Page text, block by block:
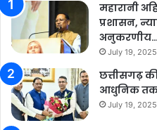
महारानी
प्रशासन,
अनुकरणीय…
July 19, 2025
छत्तीसगढ़
आधुनिक
July 19, 2025